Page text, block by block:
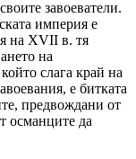
завоеватели.
империя е
на XVII в. тя
на
слага край на
е битката
предвождани от
османците да